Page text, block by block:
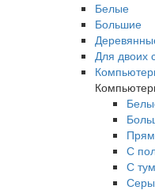
Белые
Большие
Для двоих
С
С